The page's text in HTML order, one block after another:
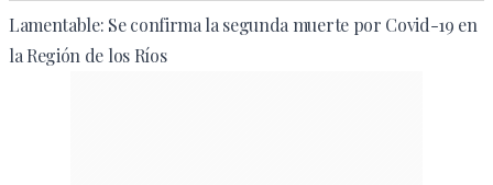
Lamentable: Se confirma la segunda muerte por Covid-19 en
la Región de los Ríos